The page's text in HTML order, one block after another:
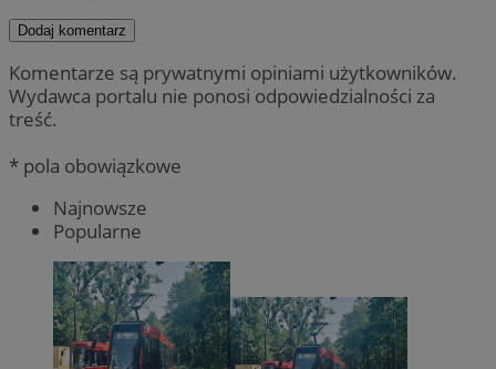
Dodaj komentarz
Komentarze są prywatnymi opiniami użytkowników.
Wydawca portalu nie ponosi odpowiedzialności za
treść.
* pola obowiązkowe
Najnowsze
Popularne